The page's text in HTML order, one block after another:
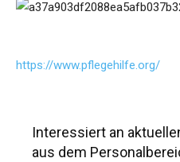
https://www.pflegehilfe.org/
Interessiert an
aus dem